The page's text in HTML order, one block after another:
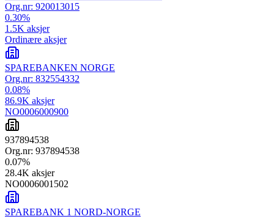
Org.nr: 920013015
0.30%
1.5K aksjer
Ordinære aksjer
SPAREBANKEN NORGE
Org.nr: 832554332
0.08%
86.9K aksjer
NO0006000900
937894538
Org.nr: 937894538
0.07%
28.4K aksjer
NO0006001502
SPAREBANK 1 NORD-NORGE